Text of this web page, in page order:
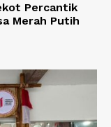
Percantik
Merah Putih